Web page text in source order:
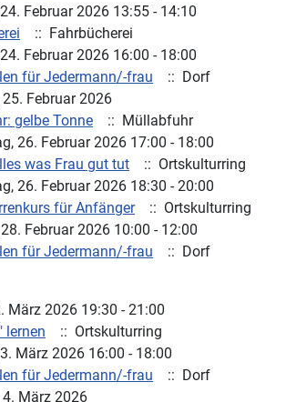
Februar 2026 13:55 - 14:10
:: Fahrbücherei
Februar 2026 16:00 - 18:00
für Jedermann/-frau
:: Dorf
Februar 2026
gelbe Tonne
:: Müllabfuhr
26. Februar 2026 17:00 - 18:00
was Frau gut tut
:: Ortskulturring
26. Februar 2026 18:30 - 20:00
für Anfänger
:: Ortskulturring
Februar 2026 10:00 - 12:00
für Jedermann/-frau
:: Dorf
März 2026 19:30 - 21:00
lernen
:: Ortskulturring
März 2026 16:00 - 18:00
für Jedermann/-frau
:: Dorf
März 2026